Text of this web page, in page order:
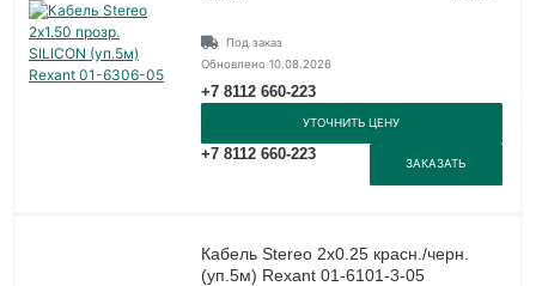
Под заказ
Обновлено 10.08.2026
+7 8112 660-223
УТОЧНИТЬ ЦЕНУ
+7 8112 660-223
ЗАКАЗАТЬ
Кабель Stereo 2х0.25 красн./черн.
(уп.5м) Rexant 01-6101-3-05